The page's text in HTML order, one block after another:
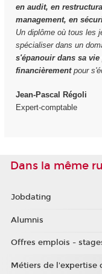
en audit, en
management, en
Un diplôme où tous les
spécialiser dans un
s'épanouir dans sa
financièrementpour
Jean-Pascal Régoli
Expert-comptable
Dans la même
Jobdating
Alumnis
Offres emplois -
Métiers de l'expertise